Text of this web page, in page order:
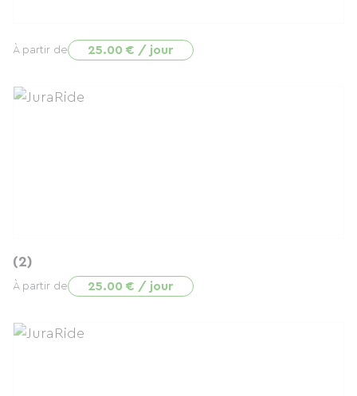
À partir de 25.00 € / jour
(2)
À partir de 25.00 € / jour